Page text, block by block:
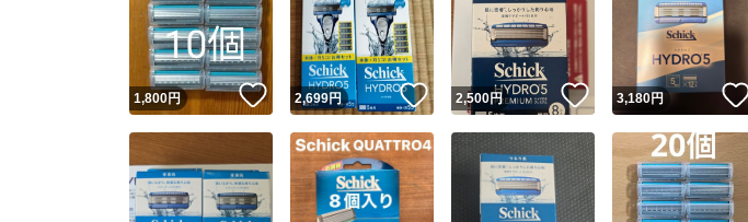
※このバッジは実績に基づく表示であり、発送を保証
スピード＆安心発送
このユーザーは高頻
ます
スピード発送 このユーザーは高頻度
安心発送 このユーザーは設定
1,800円 いいね！
2,699円 いいね！
2,500円 いいね！
3,180円